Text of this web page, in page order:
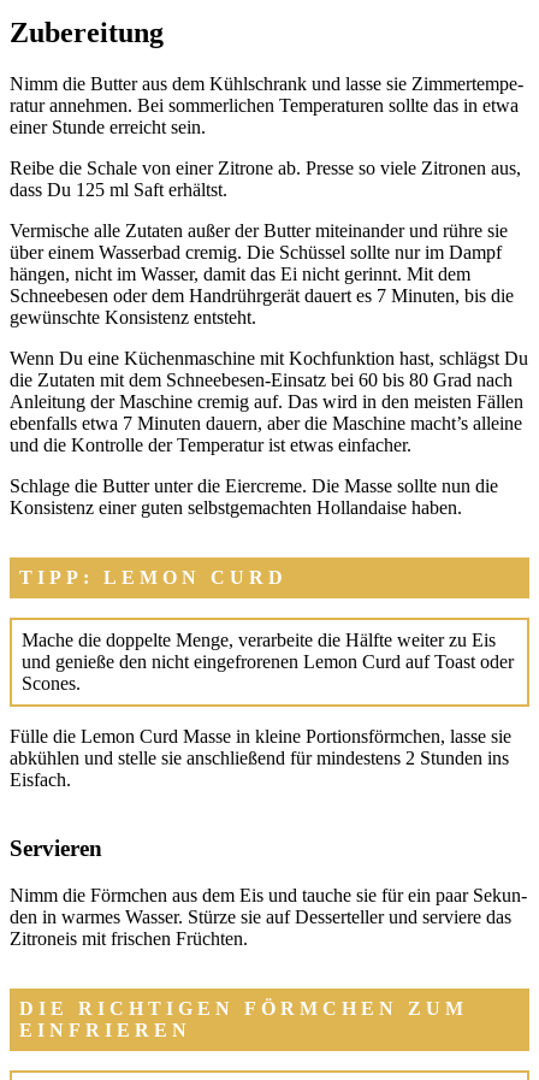
Zubereitung
Nimm die But­ter aus dem Kühl­schrank und las­se sie Zim­mer­tem­pe­
ra­tur anneh­men. Bei som­mer­li­chen Tem­pe­ra­tu­ren soll­te das in etwa
einer Stun­de erreicht sein.
Rei­be die Scha­le von einer Zitro­ne ab. Pres­se so vie­le Zitro­nen aus,
dass Du 125 ml Saft erhältst.
Ver­mische alle Zuta­ten außer der But­ter mit­ein­an­der und rüh­re sie
über einem Was­ser­bad cre­mig. Die Schüs­sel soll­te nur im Dampf
hän­gen, nicht im Was­ser, damit das Ei nicht gerinnt. Mit dem
Schnee­be­sen oder dem Hand­rühr­ge­rät dau­ert es 7 Minu­ten, bis die
gewünsch­te Kon­sis­tenz ent­steht.
Wenn Du eine Küchen­ma­schi­ne mit Koch­funk­ti­on hast, schlägst Du
die Zuta­ten mit dem Schnee­be­sen-Ein­satz bei 60 bis 80 Grad nach
Anlei­tung der Maschi­ne cre­mig auf. Das wird in den meis­ten Fäl­len
eben­falls etwa 7 Minu­ten dau­ern, aber die Maschi­ne macht’s allei­ne
und die Kon­trol­le der Tem­pe­ra­tur ist etwas ein­fa­cher.
Schla­ge die But­ter unter die Eier­creme. Die Mas­se soll­te nun die
Kon­sis­tenz einer guten selbst­ge­mach­ten Hol­lan­dai­se haben.
TIPP: LEMON CURD
Mache die dop­pel­te Men­ge, ver­ar­bei­te die Hälf­te wei­ter zu Eis
und genie­ße den nicht ein­ge­fro­re­nen Lemon Curd auf Toast oder
Sco­nes.
Fül­le die Lemon Curd Mas­se in klei­ne Por­ti­ons­förm­chen, las­se sie
abküh­len und stel­le sie anschlie­ßend für min­des­tens 2 Stun­den ins
Eis­fach.
Servieren
Nimm die Förm­chen aus dem Eis und tau­che sie für ein paar Sekun­
den in war­mes Was­ser. Stür­ze sie auf Des­ser­tel­ler und ser­vie­re das
Zitron­eis mit fri­schen Früch­ten.
DIE RICHTIGEN FÖRMCHEN ZUM
EINFRIEREN